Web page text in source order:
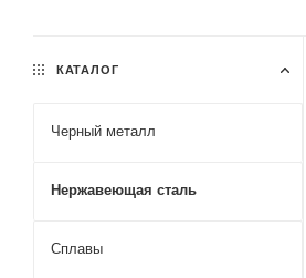
КАТАЛОГ
Черный металл
Нержавеющая сталь
Сплавы